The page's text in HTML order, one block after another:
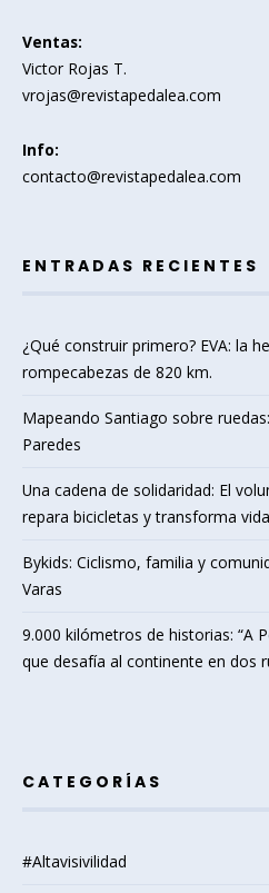
Ventas:
Victor Rojas T.
vrojas@revistapedalea.com
Info:
contacto@revistapedalea.com
ENTRADAS RECIENTES
¿Qué construir primero? EVA: la
rompecabezas de 820 km.
Mapeando Santiago sobre
Paredes
Una cadena de solidaridad: El
repara bicicletas y transforma
Bykids: Ciclismo, familia y
Varas
9.000 kilómetros de historias: “A
que desafía al continente en dos
CATEGORÍAS
#Altavisivilidad